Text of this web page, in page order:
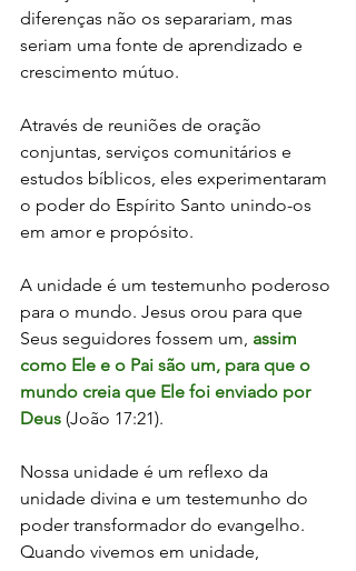
diferenças não os separariam, mas
seriam uma fonte de aprendizado e
crescimento mútuo.
Através de reuniões de oração
conjuntas, serviços comunitários e
estudos bíblicos, eles experimentaram
o poder do Espírito Santo unindo-os
em amor e propósito.
A unidade é um testemunho poderoso
para o mundo. Jesus orou para que
Seus seguidores fossem um, assim
como Ele e o Pai são um, para que o
mundo creia que Ele foi enviado por
Deus (João 17:21).
Nossa unidade é um reflexo da
unidade divina e um testemunho do
poder transformador do evangelho.
Quando vivemos em unidade,